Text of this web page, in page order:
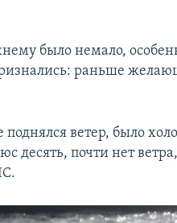
было немало,
раньше
ветер, было
десять, почти нет